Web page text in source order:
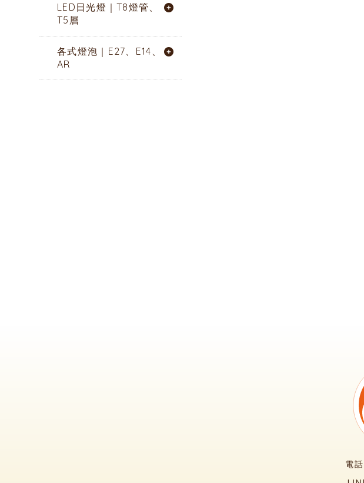
LED日光燈｜T8燈管、
T5層
各式燈泡｜E27、E14、
AR
電